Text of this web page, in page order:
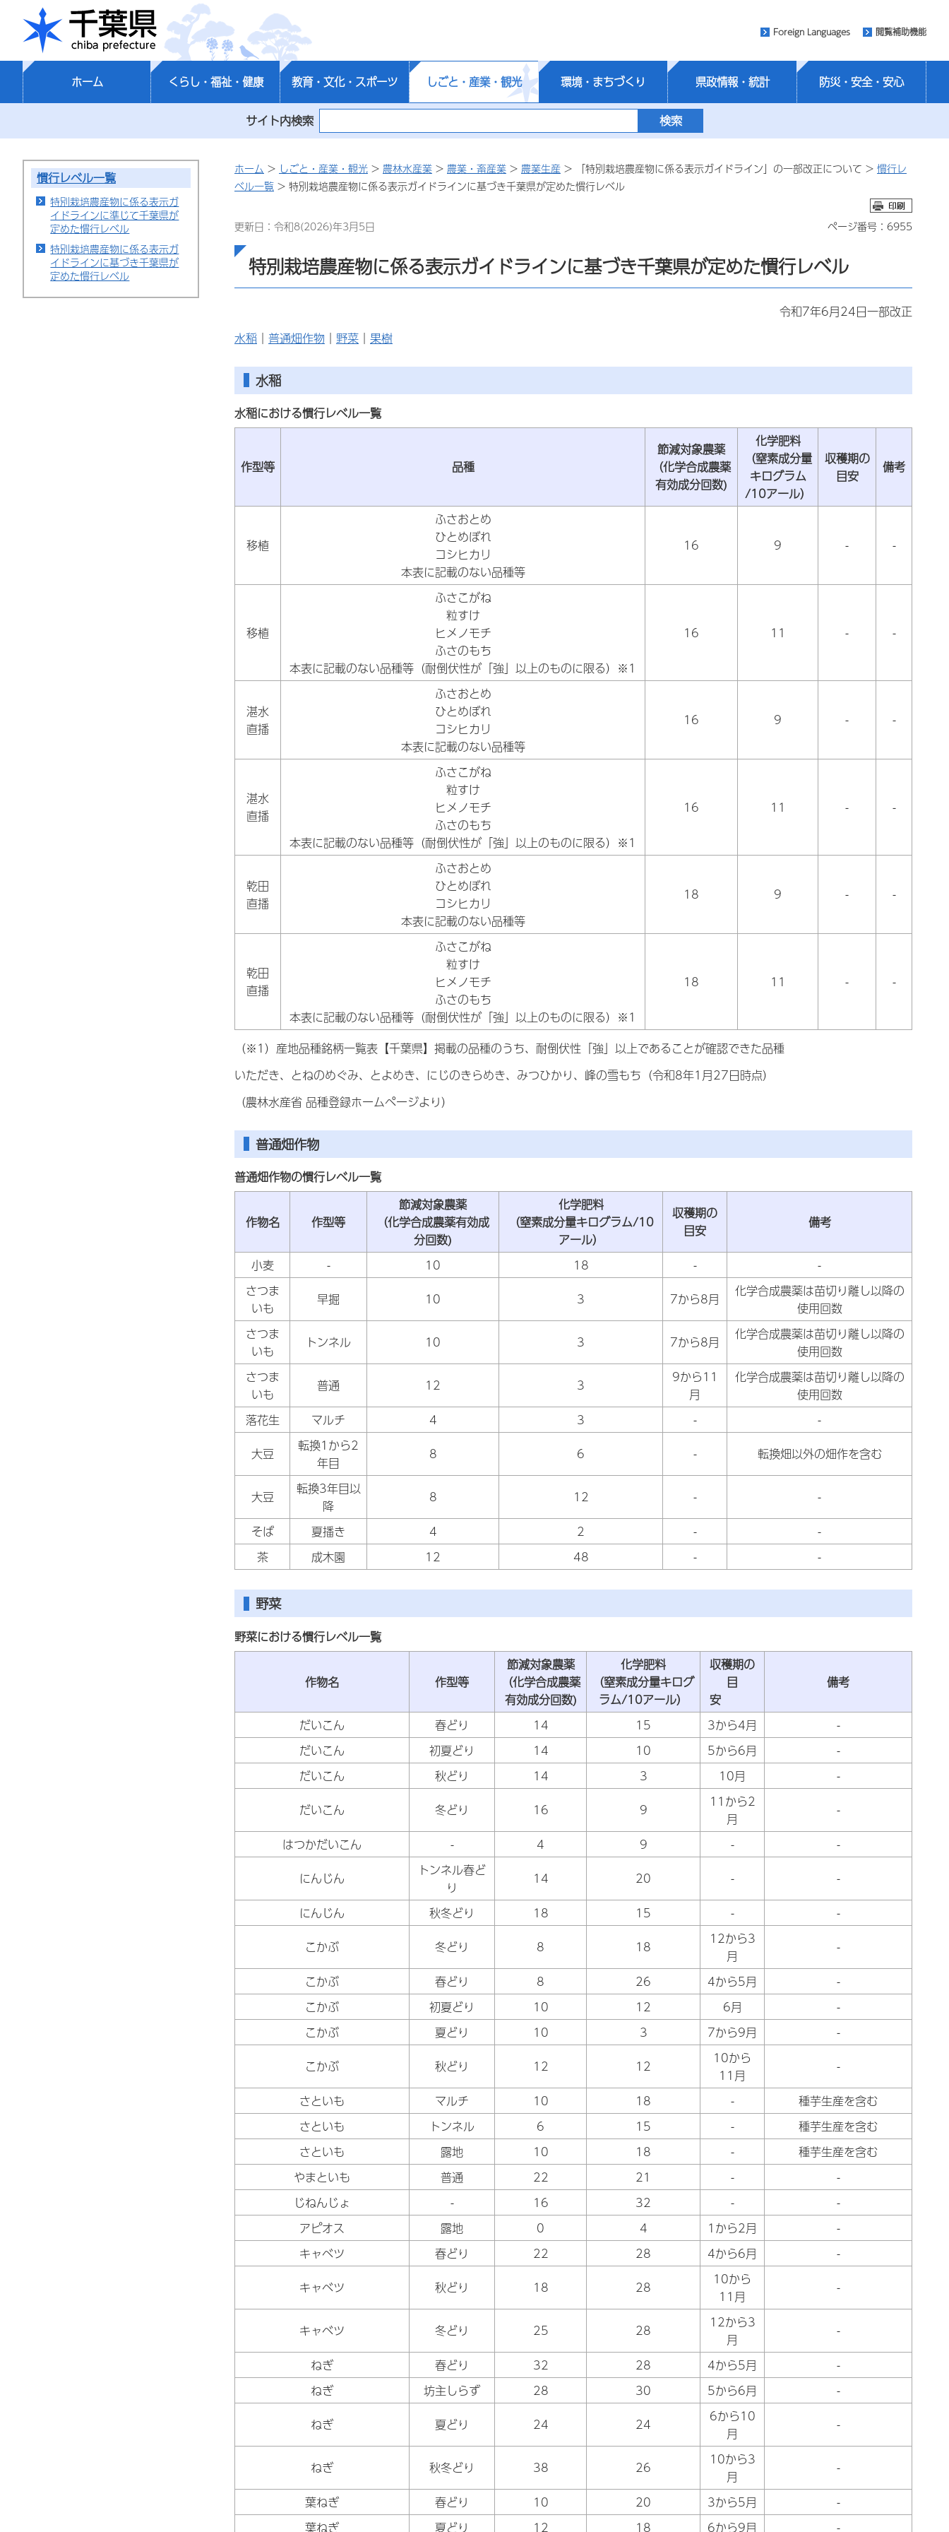
千葉県
Foreign Languages 閲覧補助機能
ホーム くらし・福祉・健康 教育・文化・スポーツ しごと・産業・観光 環境・まちづくり 県政情報・統計 防災・安全・安心
サイト内検索
慣行レベル一覧
特別栽培農産物に係る表示ガ
イドラインに準じて千葉県が
定めた慣行レベル
特別栽培農産物に係る表示ガ
イドラインに基づき千葉県が
定めた慣行レベル
ホーム > しごと・産業・観光 > 農林水産業 > 農業・畜産業 > 農業生産 > 「特別栽培農産物に係る表示ガイドライン」の一部改正について > 慣行レ
ベル一覧 > 特別栽培農産物に係る表示ガイドラインに基づき千葉県が定めた慣行レベル
更新日：令和8(2026)年3月5日 ページ番号：6955
特別栽培農産物に係る表示ガイドラインに基づき千葉県が定めた慣行レベル
令和7年6月24日一部改正
水稲 ｜ 普通畑作物 ｜ 野菜 ｜ 果樹
水稲
水稲における慣行レベル一覧
作型等 品種
節減対象農薬
（化学合成農薬
有効成分回数)
化学肥料
（窒素成分量
キログラム
/10アール）
収穫期の
目安
備考
移植
ふさおとめ
ひとめぼれ
コシヒカリ
本表に記載のない品種等
16 9 - -
移植
ふさこがね
粒すけ
ヒメノモチ
ふさのもち
本表に記載のない品種等（耐倒伏性が「強」以上のものに限る）※1
16 11 - -
湛水
直播
ふさおとめ
ひとめぼれ
コシヒカリ
本表に記載のない品種等
16 9 - -
湛水
直播
ふさこがね
粒すけ
ヒメノモチ
ふさのもち
本表に記載のない品種等（耐倒伏性が「強」以上のものに限る）※1
16 11 - -
乾田
直播
ふさおとめ
ひとめぼれ
コシヒカリ
本表に記載のない品種等
18 9 - -
乾田
直播
ふさこがね
粒すけ
ヒメノモチ
ふさのもち
本表に記載のない品種等（耐倒伏性が「強」以上のものに限る）※1
18 11 - -
（※1）産地品種銘柄一覧表【千葉県】掲載の品種のうち、耐倒伏性「強」以上であることが確認できた品種
いただき、とねのめぐみ、とよめき、にじのきらめき、みつひかり、峰の雪もち（令和8年1月27日時点）
（農林水産省 品種登録ホームページより）
普通畑作物
普通畑作物の慣行レベル一覧
作物名 作型等
節減対象農薬
（化学合成農薬有効成
分回数)
化学肥料
（窒素成分量キログラム/10
アール）
収穫期の
目安
備考
小麦 - 10 18 -
-
さつま
いも
早掘 10 3 7から8月
化学合成農薬は苗切り離し以降の
使用回数
さつま
いも
トンネル 10 3 7から8月
化学合成農薬は苗切り離し以降の
使用回数
さつま
いも
普通 12 3
9から11
月
化学合成農薬は苗切り離し以降の
使用回数
落花生
マルチ 4 3 -
-
大豆
転換1から2
年目
8 6 - 転換畑以外の畑作を含む
大豆
転換3年目以
降
8 12 -
-
そば
夏播き 4 2 -
-
茶
成木園 12 48 - -
野菜
野菜における慣行レベル一覧
作物名 作型等
節減対象農薬
（化学合成農薬
有効成分回数)
化学肥料
（窒素成分量キログ
ラム/10アール）
収穫期の
目
安
備考
だいこん 春どり 14 15 3から4月
-
だいこん
初夏どり 14 10 5から6月
-
だいこん
秋どり 14 3 10月
-
だいこん
冬どり 16 9
11から2
月
-
はつかだいこん
- 4 9 -
-
にんじん
トンネル春ど
り
14 20 -
-
にんじん
秋冬どり 18 15 -
-
こかぶ
冬どり 8 18
12から3
月
-
こかぶ
春どり 8 26 4から5月
-
こかぶ
初夏どり 10 12 6月
-
こかぶ
夏どり 10 3 7から9月
-
こかぶ
秋どり 12 12
10から
11月
-
さといも
マルチ 10 18 -
種芋生産を含む
さといも
トンネル 6 15 -
種芋生産を含む
さといも
露地 10 18 -
種芋生産を含む
やまといも
普通 22 21 -
-
じねんじょ
- 16 32 -
-
アピオス
露地 0 4 1から2月
-
キャベツ
春どり 22 28 4から6月
-
キャベツ
秋どり 18 28
10から
11月
-
キャベツ 冬どり 25 28
12から3
月
-
ねぎ
春どり 32 28 4から5月
-
ねぎ
坊主しらず 28 30 5から6月
-
ねぎ
夏どり 24 24
6から10
月
-
ねぎ 秋冬どり 38 26
10から3
月
-
葉ねぎ
春どり 10 20 3から5月
-
葉ねぎ
夏どり 12 18 6から9月 -